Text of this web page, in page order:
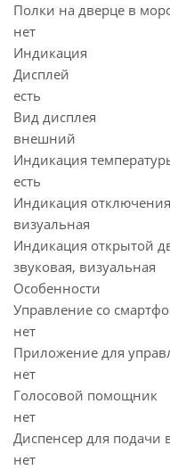
Полки на дверце в
нет
Индикация
Дисплей
есть
Вид дисплея
внешний
Индикация
есть
Индикация
визуальная
Индикация открытой
звуковая, визуальная
Особенности
Управление со
нет
Приложение для
нет
Голосовой помощник
нет
Диспенсер для подачи
нет